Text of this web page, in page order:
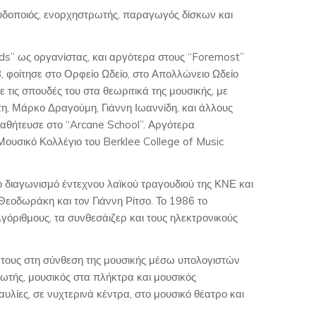
ενορχηστρωτής, παραγωγός δίσκων και
ως οργανίστας, και αργότερα στους “Foremost”
στο Ορφείο Ωδείο, στο Απολλώνειο Ωδείο
σπουδές του στα θεωριτικά της μουσικής, με
Μάρκο Δραγούμη, Γιάννη Ιωαννίδη, και άλλους
στο “Arcane School”. Αργότερα
Κολλέγιο του Berklee College of Music
έντεχνου λαϊκού τραγουδιού της ΚΝΕ και
και τον Γιάννη Ρίτσο. Το 1986 το
τα συνθεσάιζερ και τους ηλεκτρονικούς
στη σύνθεση της μουσικής μέσω υπολογιστών
μουσικός στα πλήκτρα και μουσικός
σε νυχτερινά κέντρα, στο μουσικό θέατρο και